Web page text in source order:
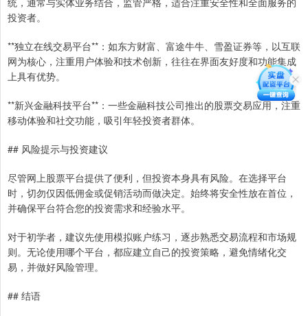
投资者。
**独立在线交易平台**：如东方财富、富途牛牛、雪盈证券等，以互联
网为核心，注重用户体验和技术创新，往往在界面友好度和功能集成
上具有优势。
**新兴金融科技平台**：一些金融科技公司推出的股票交易应用，注重
移动体验和社交功能，吸引年轻投资者群体。
## 风险提示与投资建议
尽管网上股票平台提供了便利，但投资本身具有风险。在选择平台
时，切勿仅因低佣金或促销活动而做决定。始终将安全性放在首位，
并确保平台符合您的投资需求和经验水平。
对于初学者，建议先使用模拟账户练习，逐步熟悉交易流程和市场规
则。无论使用哪个平台，都应建立自己的投资策略，避免情绪化交
易，并做好风险管理。
## 结语